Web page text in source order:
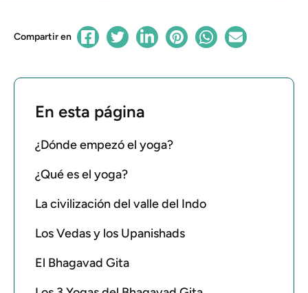
Compartir en
En esta página
¿Dónde empezó el yoga?
¿Qué es el yoga?
La civilización del valle del Indo
Los Vedas y los Upanishads
El Bhagavad Gita